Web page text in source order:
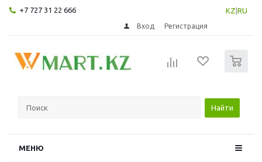
+7 727 31 22 666 KZ RU
Вход Регистрация
Найти
МЕНЮ